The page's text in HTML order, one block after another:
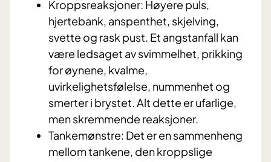
Kroppsreaksjoner: Høyere puls,
hjertebank, anspenthet, skjelving,
svette og rask pust. Et angstanfall kan
være ledsaget av svimmelhet, prikking
for øynene, kvalme,
uvirkelighetsfølelse, nummenhet og
smerter i brystet. Alt dette er ufarlige,
men skremmende reaksjoner.
Tankemønstre: Det er en sammenheng
mellom tankene, den kroppslige